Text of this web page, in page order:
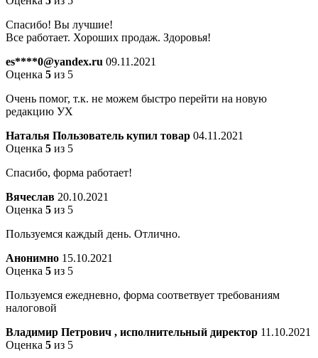
Спасибо! Вы лучшие!
Все работает. Хороших продаж. Здоровья!
es****0@yandex.ru 09.11.2021
Оценка 5 из 5
Очень помог, т.к. не можем быстро перейти на новую
редакцию УХ
Наталья Пользователь купил товар 04.11.2021
Оценка 5 из 5
Спасибо, форма работает!
Вячеслав 20.10.2021
Оценка 5 из 5
Пользуемся каждый день. Отлично.
Анонимно 15.10.2021
Оценка 5 из 5
Пользуемся ежедневно, форма соответвует требованиям
налоговой
Владимир Петрович , исполнительный директор 11.10.2021
Оценка 5 из 5